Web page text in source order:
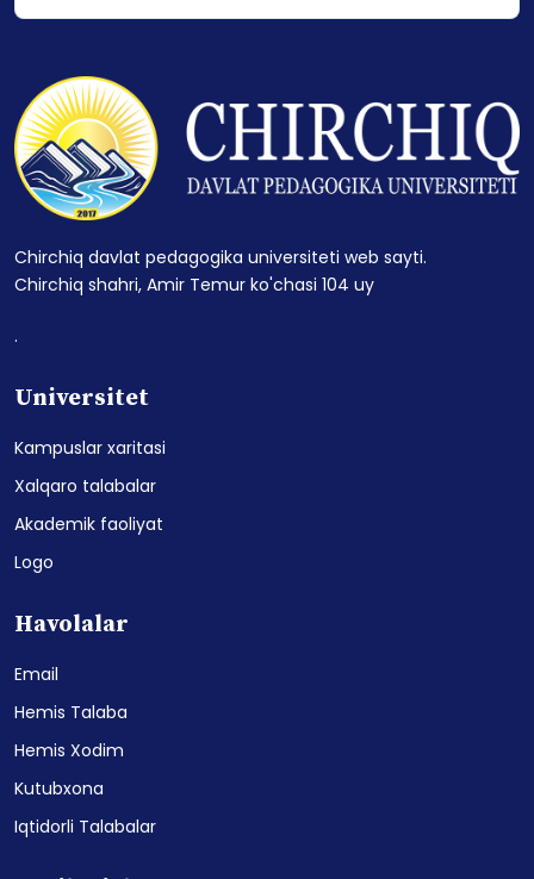
Chirchiq davlat pedagogika universiteti web sayti.
Chirchiq shahri, Amir Temur ko'chasi 104 uy
.
Universitet
Kampuslar xaritasi
Xalqaro talabalar
Akademik faoliyat
Logo
Havolalar
Email
Hemis Talaba
Hemis Xodim
Kutubxona
Iqtidorli Talabalar